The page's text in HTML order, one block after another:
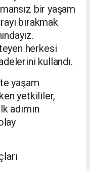
bir yaşam
bırakmak
herkesi
kullandı.
yaşam
yetkililer,
adımın